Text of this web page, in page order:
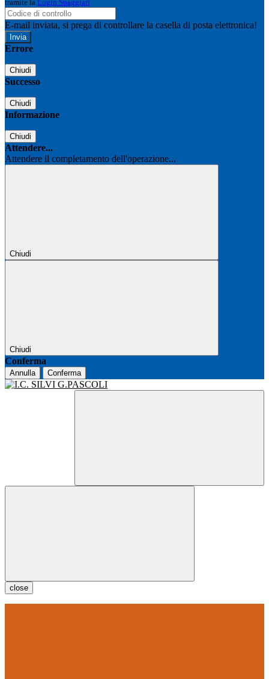
tramite la Login Spaggiari
E-mail inviata, si prega di controllare la casella di posta elettronica!
Errore
Chiudi
Successo
Chiudi
Informazione
Chiudi
Attendere...
Attendere il completamento dell'operazione...
Chiudi
Chiudi
Conferma
Annulla Conferma
close